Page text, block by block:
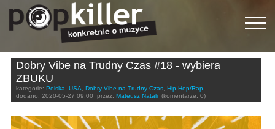
Dobry Vibe na Trudny Czas #18 - wybiera
ZBUKU
kategorie: Polska, USA, Dobry Vibe na Trudny Czas, Hip-Hop/Rap
dodano: 2020-05-27 09:00 przez: Mateusz Natali (komentarze: 0)